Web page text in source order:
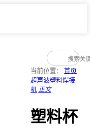
当前位置： 首页
超声波塑料焊接
机 正文
塑料杯